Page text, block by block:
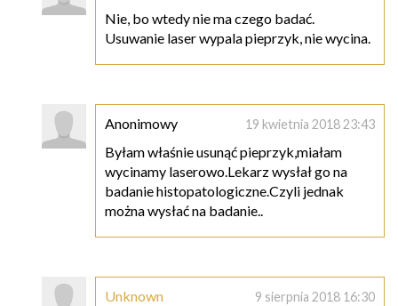
Nie, bo wtedy nie ma czego badać.
Usuwanie laser wypala pieprzyk, nie wycina.
Anonimowy 19 kwietnia 2018 23:43
Byłam właśnie usunąć pieprzyk,miałam
wycinamy laserowo.Lekarz wysłał go na
badanie histopatologiczne.Czyli jednak
można wysłać na badanie..
Unknown 9 sierpnia 2018 16:30